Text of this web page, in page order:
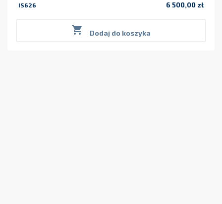
IS626 6 500,00 zł
 Dodaj do koszyka